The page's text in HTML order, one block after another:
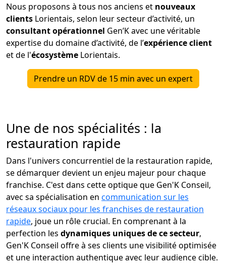
Nous proposons à tous nos anciens et nouveaux
clients Lorientais, selon leur secteur d’activité, un
consultant opérationnel Gen’K avec une véritable
expertise du domaine d’activité, de l’expérience client
et de l'écosystème Lorientais.
Prendre un RDV de 15 min avec un expert
Une de nos spécialités : la
restauration rapide
Dans l'univers concurrentiel de la restauration rapide,
se démarquer devient un enjeu majeur pour chaque
franchise. C'est dans cette optique que Gen'K Conseil,
avec sa spécialisation en communication sur les
réseaux sociaux pour les franchises de restauration
rapide, joue un rôle crucial. En comprenant à la
perfection les dynamiques uniques de ce secteur,
Gen'K Conseil offre à ses clients une visibilité optimisée
et une interaction authentique avec leur audience cible.